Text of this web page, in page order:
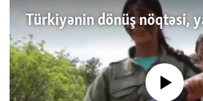
No media source